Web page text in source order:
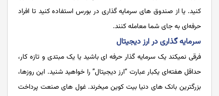
کنید. یا از صندوق های سرمایه گذاری در بورس استفاده کنید تا افراد
حرفه‌ای به جای شما معامله کنند.
سرمایه گذاری در ارز دیجیتال
فرقی نمیکند یک سرمایه گذار حرفه ای باشید یا یک مبتدی و تازه کار،
حداقل هفته‌ای یکبار عبارت “ارز دیجیتال” را خواهید شنید. این روزها،
بزرگترین بانک های دنیا بیت کوین میخرند. غول های صنعت پرداخت